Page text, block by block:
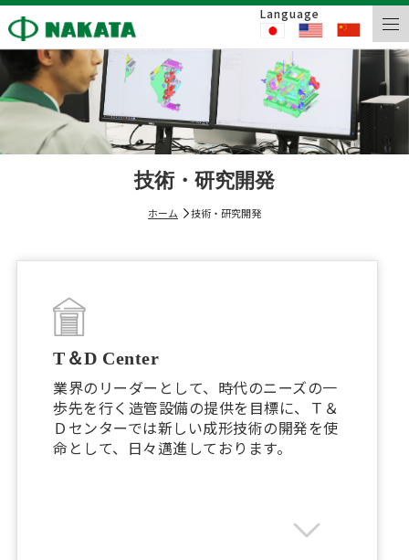
Language
技術・研究開発
ホーム 技術・研究開発
T＆D Center
業界のリーダーとして、時代のニーズの一
歩先を行く造管設備の提供を目標に、Ｔ＆
Ｄセンターでは新しい成形技術の開発を使
命として、日々邁進しております。